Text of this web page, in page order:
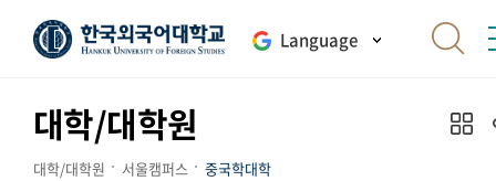
Language
대학/대학원
대학/대학원 서울캠퍼스 중국학대학